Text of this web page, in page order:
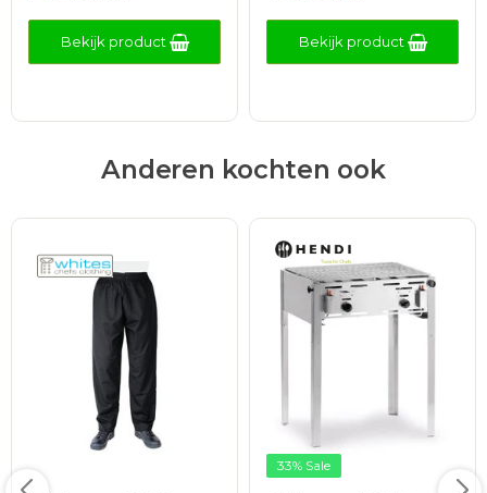
Bekijk product Bekijk product
Anderen kochten ook
33% Sale